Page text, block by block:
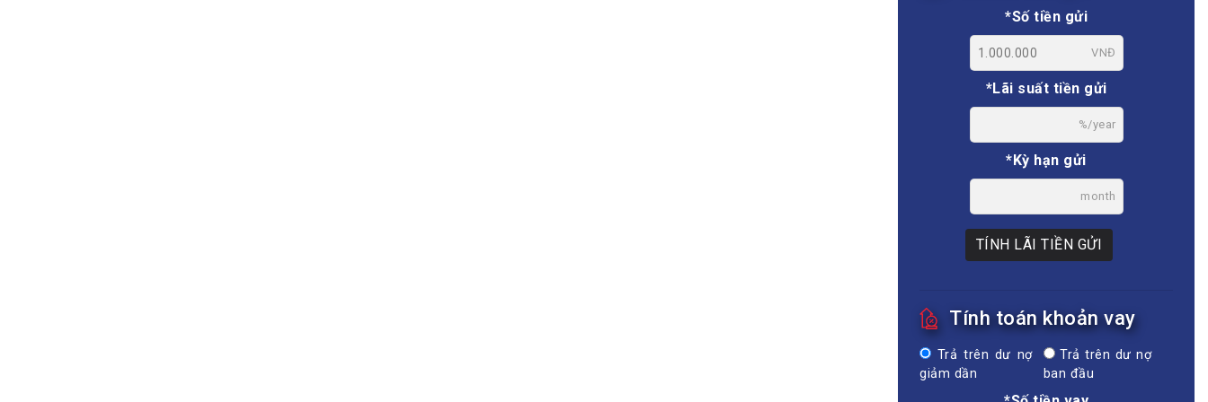
*Số tiền gửi
VNĐ
*Lãi suất tiền gửi
%/year
*Kỳ hạn gửi
month
TÍNH LÃI TIỀN GỬI
Tính toán khoản vay
Trả trên dư nợ
giảm dần
Trả trên dư nợ
ban đầu